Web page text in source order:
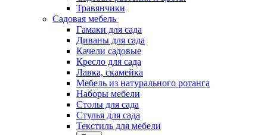
Травянчики
Садовая мебель
Гамаки для сада
Диваны для сада
Качели садовые
Кресло для сада
Лавка, скамейка
Мебель из натурального ротанга
Наборы мебели
Столы для сада
Стулья для сада
Текстиль для мебели